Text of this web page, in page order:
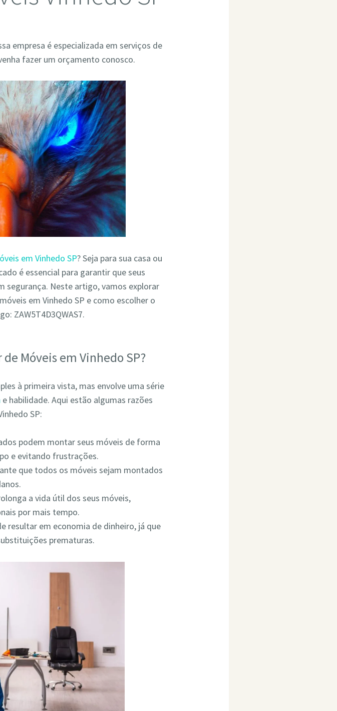
empresa é especializada em serviços de
fazer um orçamento conosco.
em Vinhedo SP? Seja para sua casa ou
é essencial para garantir que seus
segurança. Neste artigo, vamos explorar
em Vinhedo SP e como escolher o
ZAW5T4D3QWAS7.
Móveis em Vinhedo SP?
à primeira vista, mas envolve uma série
e habilidade. Aqui estão algumas razões
SP:
podem montar seus móveis de forma
e evitando frustrações.
que todos os móveis sejam montados
a vida útil dos seus móveis,
por mais tempo.
resultar em economia de dinheiro, já que
prematuras.